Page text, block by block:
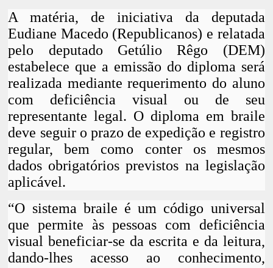
A matéria, de iniciativa da deputada
Eudiane Macedo (Republicanos) e relatada
pelo deputado Getúlio Rêgo (DEM)
estabelece que a emissão do diploma será
realizada mediante requerimento do aluno
com deficiência visual ou de seu
representante legal. O diploma em braile
deve seguir o prazo de expedição e registro
regular, bem como conter os mesmos
dados obrigatórios previstos na legislação
aplicável.
“O sistema braile é um código universal
que permite às pessoas com deficiência
visual beneficiar-se da escrita e da leitura,
dando-lhes acesso ao conhecimento,